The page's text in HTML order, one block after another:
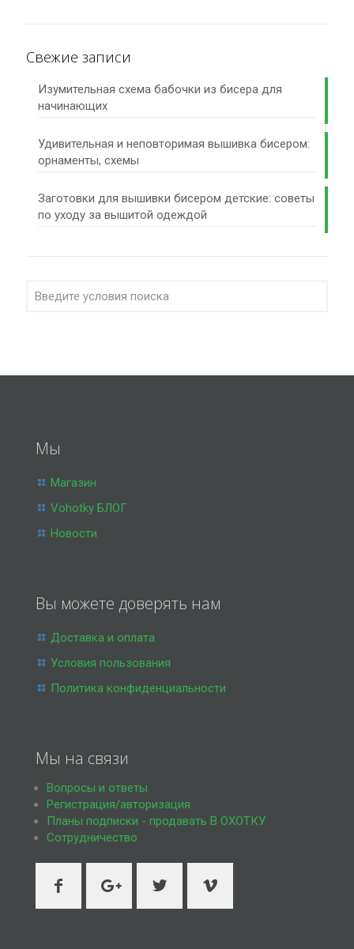
Свежие записи
Изумительная схема бабочки из бисера для
начинающих
Удивительная и неповторимая вышивка бисером:
орнаменты, схемы
Заготовки для вышивки бисером детские: советы
по уходу за вышитой одеждой
Мы
Магазин
Vohotky БЛОГ
Новости
Вы можете доверять нам
Доставка и оплата
Условия пользования
Политика конфиденциальности
Мы на связи
Вопросы и ответы
Регистрация/авторизация
Планы подписки - продавать В ОХОТКУ
Сотрудничество